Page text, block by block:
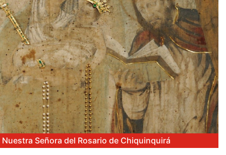
Señora del Rosario de Chiquinquirá